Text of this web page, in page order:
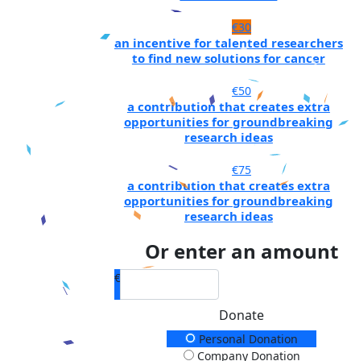
€30
an incentive for talented researchers
to find new solutions for cancer
€50
a contribution that creates extra
opportunities for groundbreaking
research ideas
€75
a contribution that creates extra
opportunities for groundbreaking
research ideas
Or enter an amount
€
Donate
Donation TypePersonal Donation
Company Donation